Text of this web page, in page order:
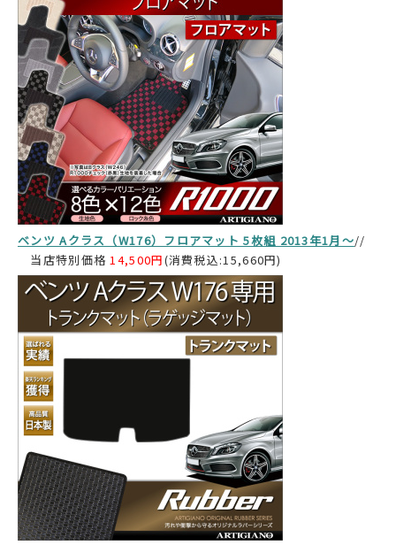
ベンツ Aクラス（W176）フロアマット 5枚組 2013年1月～//
当店特別価格14,500円(消費税込:15,660円)